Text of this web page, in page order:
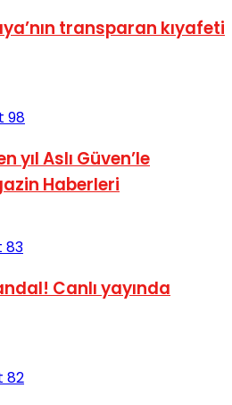
transparan kıyafeti
98
yıl Aslı Güven’le
Haberleri
83
Canlı yayında
82